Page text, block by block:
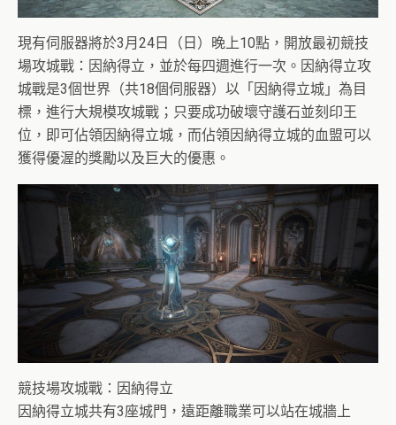
現有伺服器將於3月24日（日）晚上10點，開放最初競技
場攻城戰：因納得立，並於每四週進行一次。因納得立攻
城戰是3個世界（共18個伺服器）以「因納得立城」為目
標，進行大規模攻城戰；只要成功破壞守護石並刻印王
位，即可佔領因納得立城，而佔領因納得立城的血盟可以
獲得優渥的獎勵以及巨大的優惠。
競技場攻城戰：因納得立
因納得立城共有3座城門，遠距離職業可以站在城牆上